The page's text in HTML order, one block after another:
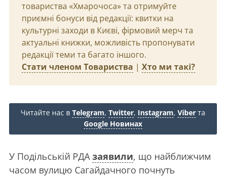
товариства «Хмарочоса» та отримуйте
приємні бонуси від редакції: квитки на
культурні заходи в Києві, фірмовий мерч та
актуальні книжки, можливість пропонувати
редакції теми та багато іншого.
Стати членом Товариства | Хто ми такі?
Читайте нас в Telegram, Twitter, Instagram, Viber та
Google Новинах
У Подільській РДАзаявили, що найближчим
часом вулицю Сагайдачного почнуть